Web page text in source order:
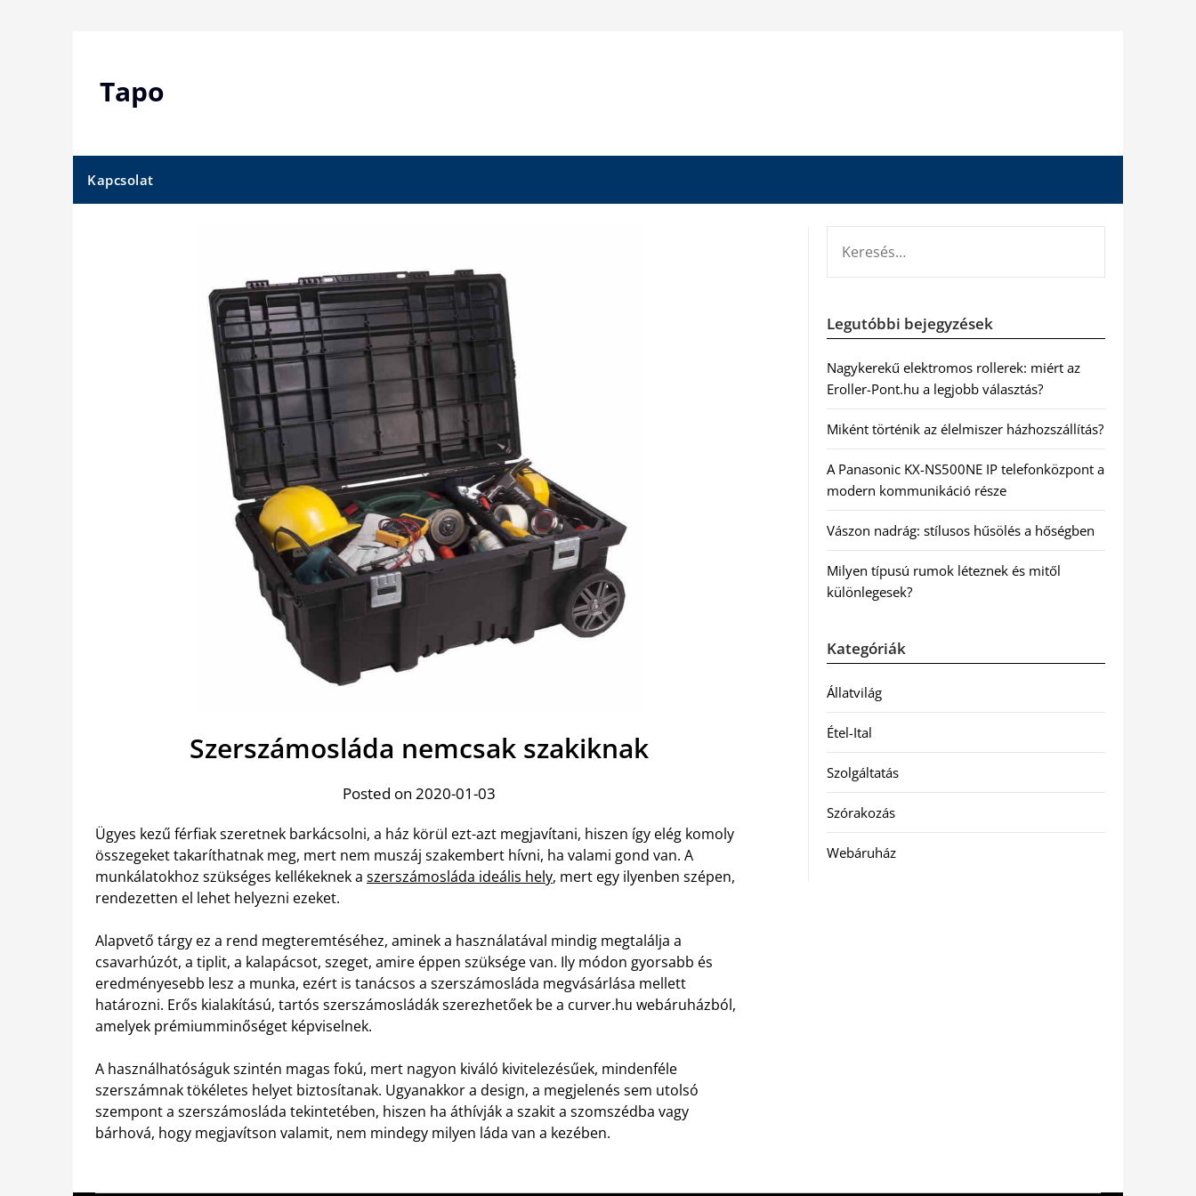
Tapo
Kapcsolat
Szerszámosláda nemcsak szakiknak
Posted on 2020-01-03
Ügyes kezű férfiak szeretnek barkácsolni, a ház körül ezt-azt megjavítani, hiszen így elég komoly
összegeket takaríthatnak meg, mert nem muszáj szakembert hívni, ha valami gond van. A
munkálatokhoz szükséges kellékeknek a szerszámosláda ideális hely, mert egy ilyenben szépen,
rendezetten el lehet helyezni ezeket.
Alapvető tárgy ez a rend megteremtéséhez, aminek a használatával mindig megtalálja a
csavarhúzót, a tiplit, a kalapácsot, szeget, amire éppen szüksége van. Ily módon gyorsabb és
eredményesebb lesz a munka, ezért is tanácsos a szerszámosláda megvásárlása mellett
határozni. Erős kialakítású, tartós szerszámosládák szerezhetőek be a curver.hu webáruházból,
amelyek prémiumminőséget képviselnek.
A használhatóságuk szintén magas fokú, mert nagyon kiváló kivitelezésűek, mindenféle
szerszámnak tökéletes helyet biztosítanak. Ugyanakkor a design, a megjelenés sem utolsó
szempont a szerszámosláda tekintetében, hiszen ha áthívják a szakit a szomszédba vagy
bárhová, hogy megjavítson valamit, nem mindegy milyen láda van a kezében.
Legutóbbi bejegyzések
Nagykerekű elektromos rollerek: miért az
Eroller-Pont.hu a legjobb választás?
Miként történik az élelmiszer házhozszállítás?
A Panasonic KX-NS500NE IP telefonközpont a
modern kommunikáció része
Vászon nadrág: stílusos hűsölés a hőségben
Milyen típusú rumok léteznek és mitől
különlegesek?
Kategóriák
Állatvilág
Étel-Ital
Szolgáltatás
Szórakozás
Webáruház